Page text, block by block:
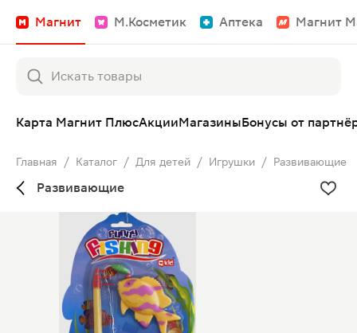
Магнит М.Косметик Аптека Магнит
Карта Магнит ПлюсАкцииМагазиныБонусы от
Главная / Каталог / Для детей / Игрушки / Развивающие
Развивающие